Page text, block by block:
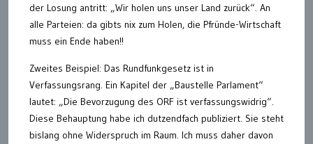
der Losung antritt: „Wir holen uns unser Land zurück“. An
alle Parteien: da gibts nix zum Holen, die Pfründe-Wirtschaft
muss ein Ende haben!!
Zweites Beispiel: Das Rundfunkgesetz ist in
Verfassungsrang. Ein Kapitel der „Baustelle Parlament“
lautet: „Die Bevorzugung des ORF ist verfassungswidrig“.
Diese Behauptung habe ich dutzendfach publiziert. Sie steht
bislang ohne Widerspruch im Raum. Ich muss daher davon